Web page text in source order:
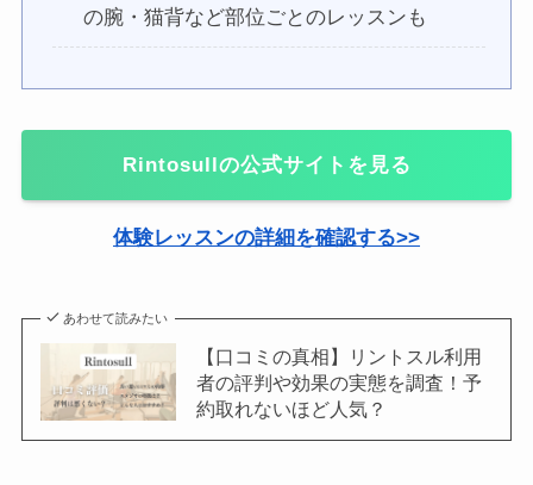
の腕・猫背など部位ごとのレッスンも
Rintosullの公式サイトを見る
体験レッスンの詳細を確認する>>
あわせて読みたい
【口コミの真相】リントスル利用
者の評判や効果の実態を調査！予
約取れないほど人気？